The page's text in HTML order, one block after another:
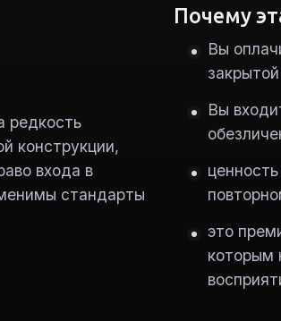
редкость
конструкции,
входа в
стандарты
Почему
Вы
Вы
это
которым